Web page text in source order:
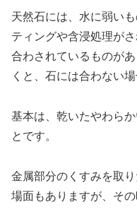
天然石には、水に弱い
ティングや含浸処理が
合わされているものが
くと、石には合わない場
基本は、乾いたやわら
とです。
金属部分のくすみを取
場面もありますが、そ